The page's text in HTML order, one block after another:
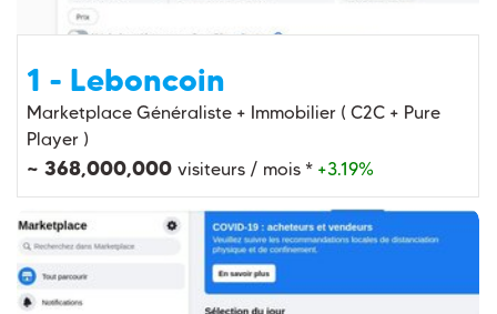
1 - Leboncoin
Marketplace Généraliste + Immobilier ( C2C + Pure
Player )
~ 368,000,000 visiteurs / mois * +3.19%